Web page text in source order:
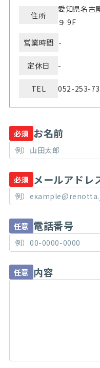
住所
愛知県名古
９ 9F
営業時間 -
定休日 -
TEL 052-253-
必須 お名前
必須 メールアドレ
任意 電話番号
任意 内容